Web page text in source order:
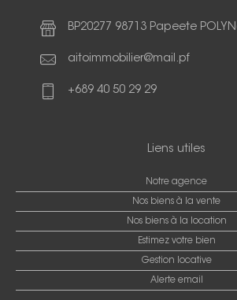
BP20277 98713 Papeete
aitoimmobilier@mail.pf
+689 40 50 29 29
Liens utiles
Notre agence
Nos biens à la vente
Nos biens à la location
Estimez votre bien
Gestion locative
Alerte email